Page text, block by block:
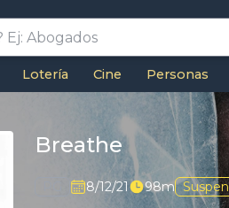
Lotería Cine Personas
Breathe
8/12/21 98m